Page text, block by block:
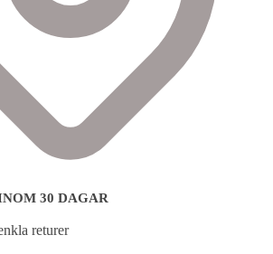
30 DAGAR
returer